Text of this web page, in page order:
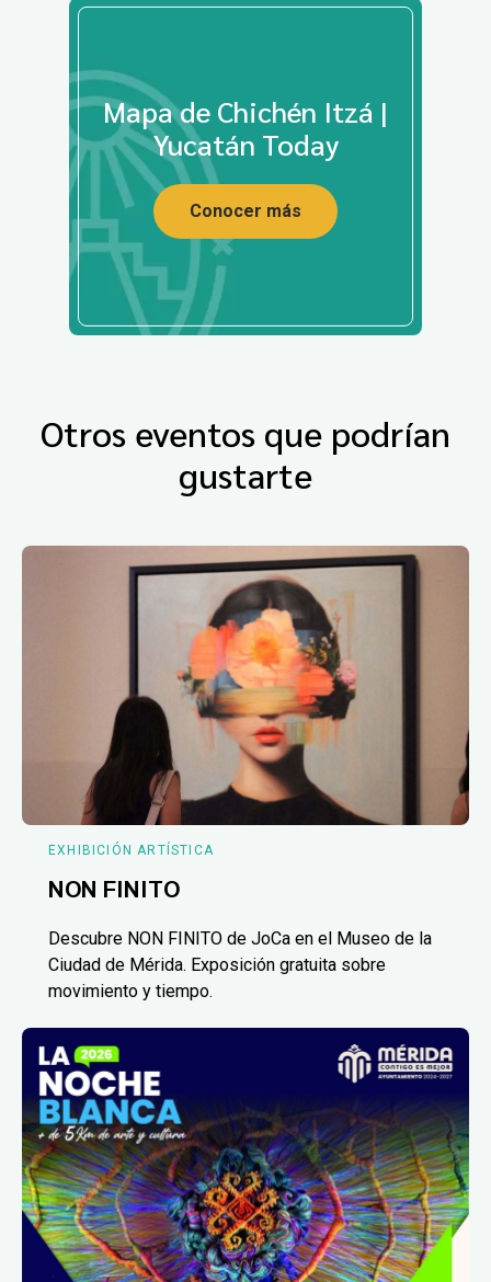
Mapa de Chichén Itzá |
Yucatán Today
Conocer más
Otros eventos que podrían
gustarte
EXHIBICIÓN ARTÍSTICA
NON FINITO
Descubre NON FINITO de JoCa en el Museo de la
Ciudad de Mérida. Exposición gratuita sobre
movimiento y tiempo.